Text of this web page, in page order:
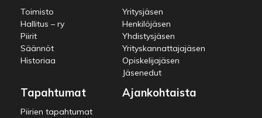
Toimisto
Hallitus – ry
Piirit
Säännöt
Historiaa
Yritysjäsen
Henkilöjäsen
Yhdistysjäsen
Yrityskannattajajäsen
Opiskelijajäsen
Jäsenedut
Tapahtumat
Piirien tapahtumat
Ajankohtaista